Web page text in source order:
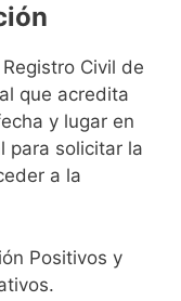
Civil de
que acredita
y lugar en
para solicitar la
a la
Positivos y